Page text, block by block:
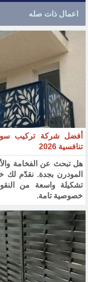
اعمال ذات صله
أفضل شركة تركيب
تنافسية 2026
هل تبحث عن الفخامة
المودرن بجدة. نقدّم لك
تشكيلة واسعة من
خصوصية تامة.